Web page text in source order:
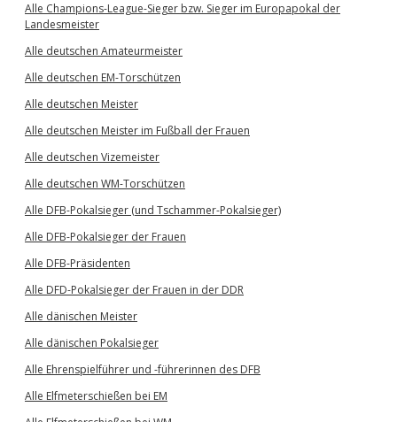
Alle Champions-League-Sieger bzw. Sieger im Europapokal der
Landesmeister
Alle deutschen Amateurmeister
Alle deutschen EM-Torschützen
Alle deutschen Meister
Alle deutschen Meister im Fußball der Frauen
Alle deutschen Vizemeister
Alle deutschen WM-Torschützen
Alle DFB-Pokalsieger (und Tschammer-Pokalsieger)
Alle DFB-Pokalsieger der Frauen
Alle DFB-Präsidenten
Alle DFD-Pokalsieger der Frauen in der DDR
Alle dänischen Meister
Alle dänischen Pokalsieger
Alle Ehrenspielführer und -führerinnen des DFB
Alle Elfmeterschießen bei EM